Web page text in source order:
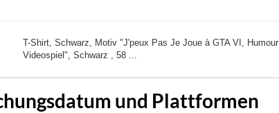
T-Shirt, Schwarz, Motiv "J'peux Pas Je Joue à GTA VI,
Videospiel", Schwarz , 58 ...
und Plattformen